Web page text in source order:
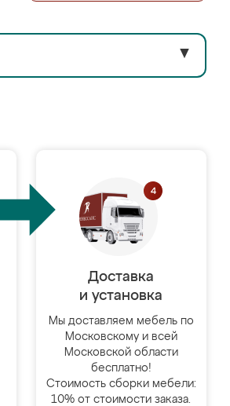
▼
Доставка
и установка
Мы доставляем мебель по
Московскому и всей
Московской области
бесплатно!
Стоимость сборки мебели:
10% от стоимости заказа.